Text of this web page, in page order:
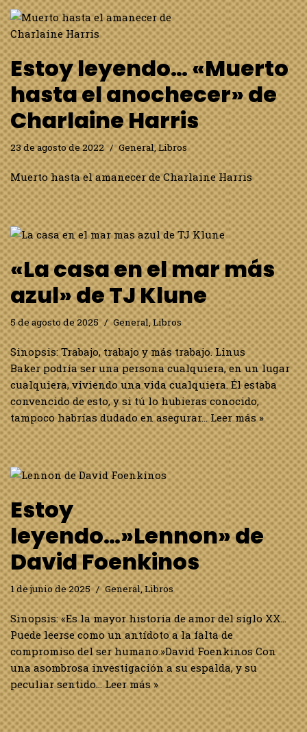
Estoy leyendo… «Muerto
hasta el anochecer» de
Charlaine Harris
23 de agosto de 2022 General,Libros
Muerto hasta el amanecer de Charlaine Harris
«La casa en el mar más
azul» de TJ Klune
5 de agosto de 2025 General,Libros
Sinopsis: Trabajo, trabajo y más trabajo. Linus
Baker podría ser una persona cualquiera, en un lugar
cualquiera, viviendo una vida cualquiera. Él estaba
convencido de esto, y si tú lo hubieras conocido,
tampoco habrías dudado en asegurar…Leer más »
Estoy
leyendo…»Lennon» de
David Foenkinos
1 de junio de 2025 General,Libros
Sinopsis: «Es la mayor historia de amor del siglo XX…
Puede leerse como un antídoto a la falta de
compromiso del ser humano.»David Foenkinos Con
una asombrosa investigación a su espalda, y su
peculiar sentido…Leer más »